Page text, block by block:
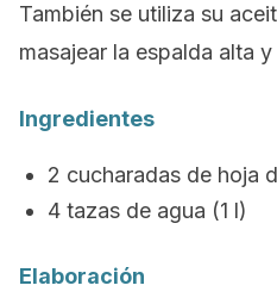
También se utiliza su
masajear la espalda alta
Ingredientes
2 cucharadas de hoja
4 tazas de agua (1 l)
Elaboración